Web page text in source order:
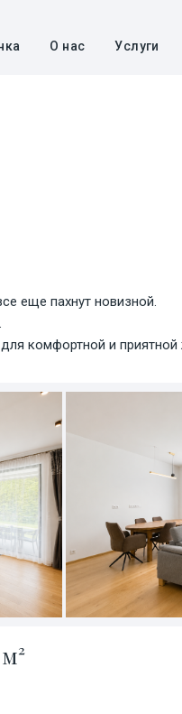
О нас Услуги
еще пахнут новизной.
комфортной и приятной